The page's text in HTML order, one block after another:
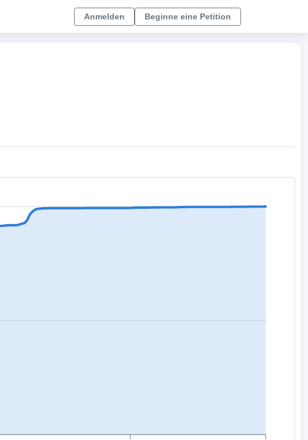
Anmelden Beginne eine Petition